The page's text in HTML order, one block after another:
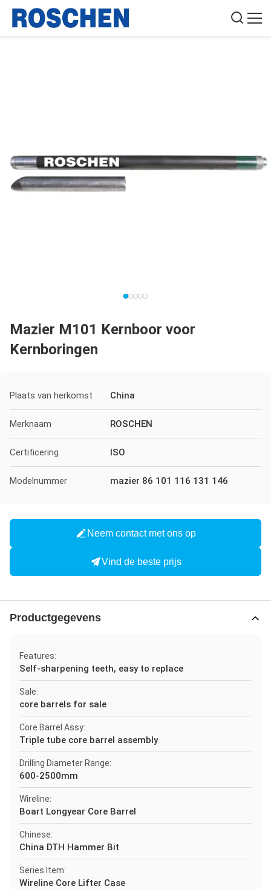
Mazier M101 Kernboor voor
Kernboringen
Plaats van herkomst China
Merknaam ROSCHEN
Certificering ISO
Modelnummer mazier 86 101 116 131 146
Neem contact met ons op
Vind de beste prijs
Productgegevens
Features:
Self-sharpening teeth, easy to replace
Sale:
core barrels for sale
Core Barrel Assy:
Triple tube core barrel assembly
Drilling Diameter Range:
600-2500mm
Wireline:
Boart Longyear Core Barrel
Chinese:
China DTH Hammer Bit
Series Item:
Wireline Core Lifter Case